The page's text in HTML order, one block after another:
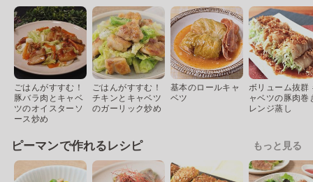
ごはんがすすむ！
豚バラ肉とキャベ
ツのオイスターソ
ース炒め
ごはんがすすむ！
チキンとキャベツ
のガーリック炒め
基本のロールキャ
ベツ
ボリューム抜群
ャベツの豚肉巻
レンジ蒸し
ピーマンで作れるレシピ もっと見る